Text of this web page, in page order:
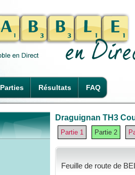
Parties Résultats FAQ
Draguignan TH3
Partie 1 Partie 2
Feuille de route de